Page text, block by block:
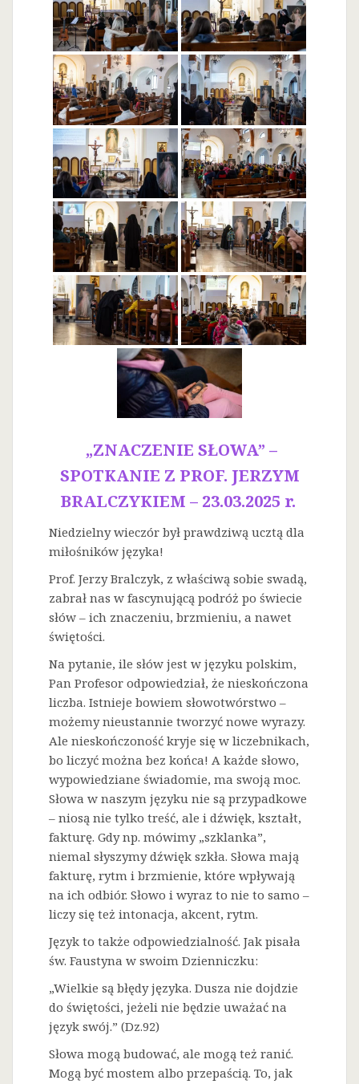
„ZNACZENIE SŁOWA” –
SPOTKANIE Z PROF. JERZYM
BRALCZYKIEM – 23.03.2025 r.
Niedzielny wieczór był prawdziwą ucztą dla
miłośników języka!
Prof. Jerzy Bralczyk, z właściwą sobie swadą,
zabrał nas w fascynującą podróż po świecie
słów – ich znaczeniu, brzmieniu, a nawet
świętości.
Na pytanie, ile słów jest w języku polskim,
Pan Profesor odpowiedział, że nieskończona
liczba. Istnieje bowiem słowotwórstwo –
możemy nieustannie tworzyć nowe wyrazy.
Ale nieskończoność kryje się w liczebnikach,
bo liczyć można bez końca! A każde słowo,
wypowiedziane świadomie, ma swoją moc.
Słowa w naszym języku nie są przypadkowe
– niosą nie tylko treść, ale i dźwięk, kształt,
fakturę. Gdy np. mówimy „szklanka”,
niemal słyszymy dźwięk szkła. Słowa mają
fakturę, rytm i brzmienie, które wpływają
na ich odbiór. Słowo i wyraz to nie to samo –
liczy się też intonacja, akcent, rytm.
Język to także odpowiedzialność. Jak pisała
św. Faustyna w swoim Dzienniczku:
„Wielkie są błędy języka. Dusza nie dojdzie
do świętości, jeżeli nie będzie uważać na
język swój.” (Dz.92)
Słowa mogą budować, ale mogą też ranić.
Mogą być mostem albo przepaścią. To, jak